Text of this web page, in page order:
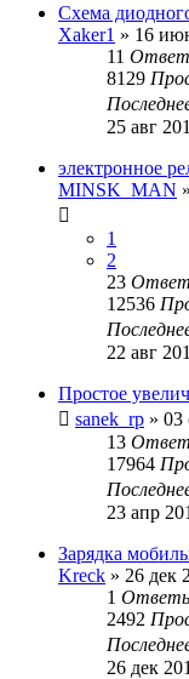
Схема
Xaker1 » 16
11
8129
25 авг
электронное
MINSK_MAN »
1
2
23
12536
22 авг
Простое
sanek_rp » 03
13
17964
23 апр
Зарядка
Kreck » 26 дек
1
2492
26 дек